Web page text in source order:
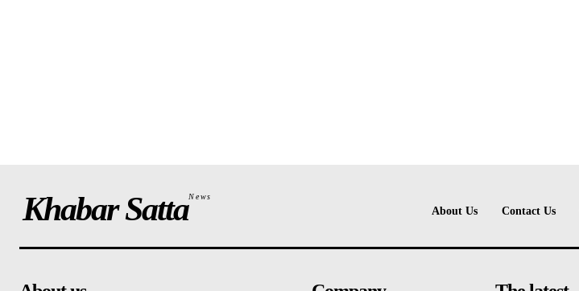
Khabar SattaNews
About Us Contact Us